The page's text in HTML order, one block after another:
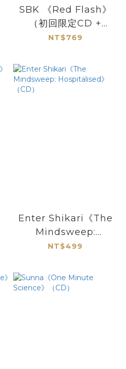
SBK 《Red Flash》
（初回限定CD +
DVD）
NT$769
Enter Shikari《The
Mindsweep:
Hospitalised》
NT$499